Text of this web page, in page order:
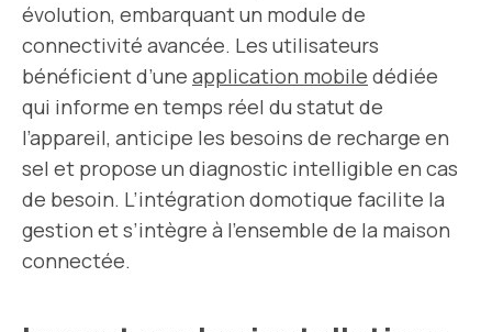
évolution, embarquant un module de
connectivité avancée. Les utilisateurs
bénéficient d’une application mobile dédiée
qui informe en temps réel du statut de
l’appareil, anticipe les besoins de recharge en
sel et propose un diagnostic intelligible en cas
de besoin. L’intégration domotique facilite la
gestion et s’intègre à l’ensemble de la maison
connectée.